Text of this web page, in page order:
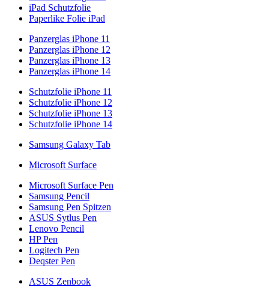
iPad Schutzfolie
Paperlike Folie iPad
Panzerglas iPhone 11
Panzerglas iPhone 12
Panzerglas iPhone 13
Panzerglas iPhone 14
Schutzfolie iPhone 11
Schutzfolie iPhone 12
Schutzfolie iPhone 13
Schutzfolie iPhone 14
Samsung Galaxy Tab
Microsoft Surface
Microsoft Surface Pen
Samsung Pencil
Samsung Pen Spitzen
ASUS Sytlus Pen
Lenovo Pencil
HP Pen
Logitech Pen
Deqster Pen
ASUS Zenbook